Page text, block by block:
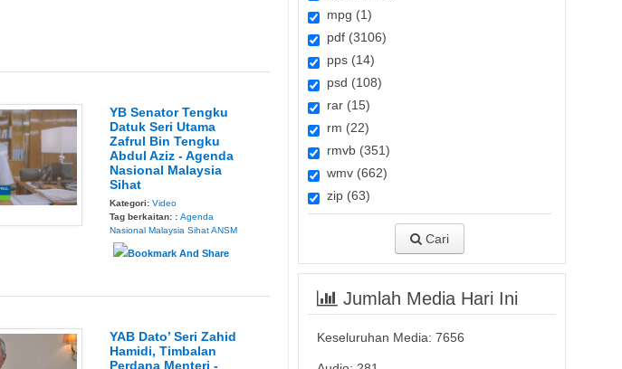
YB Senator Tengku
Datuk Seri Utama
Zafrul Bin Tengku
Abdul Aziz - Agenda
Nasional Malaysia
Sihat
Kategori:Video
Tag berkaitan: :Agenda
Nasional Malaysia Sihat ANSM
YAB Dato’ Seri Zahid
Hamidi, Timbalan
Perdana Menteri -
mpg (1)
pdf (3106)
pps (14)
psd (108)
rar (15)
rm (22)
rmvb (351)
wmv (662)
zip (63)
Cari
Jumlah Media Hari Ini
Keseluruhan Media: 7656